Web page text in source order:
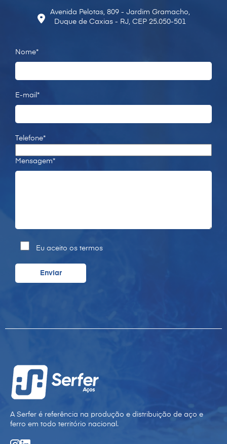
Avenida Pelotas, 809 - Jardim Gramacho,
Duque de Caxias - RJ, CEP 25.050-501
Nome*
E-mail*
Telefone*
Mensagem*
Eu aceito os termos
A Serfer é referência na produção e distribuição de aço e
ferro em todo território nacional.